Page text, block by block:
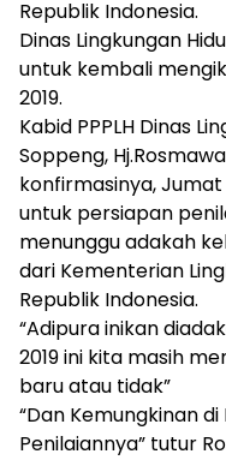
Republik Indonesia.
Dinas Lingkungan
untuk kembali
2019.
Kabid PPPLH Dinas
Soppeng,
konfirmasinya,
untuk persiapan
menunggu adakah
dari Kementerian
Republik Indonesia.
“Adipura inikan
2019 ini kita masih
baru atau tidak”
“Dan Kemungkinan
Penilaiannya” tutur